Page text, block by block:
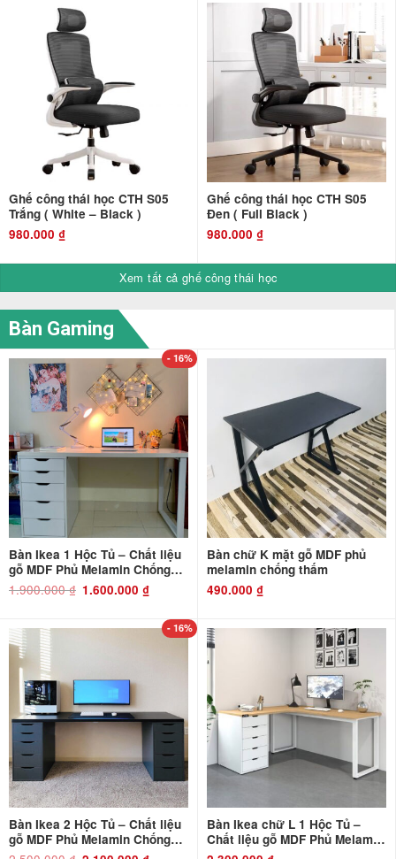
Ghế công thái học CTH S05
Trắng ( White – Black )
980.000 ₫
Ghế công thái học CTH S05
Đen ( Full Black )
980.000 ₫
Xem tất cả ghế công thái học
Bàn Gaming
- 16%
Bàn Ikea 1 Hộc Tủ – Chất liệu
gỗ MDF Phủ Melamin Chống
Thấm và Chống Xước
1.900.000₫ Giá
gốc
1.600.000₫Giá
hiện
1.600.000 ₫.
Bàn chữ K mặt gỗ MDF phủ
melamin chống thấm
490.000 ₫
- 16%
Bàn Ikea 2 Hộc Tủ – Chất liệu
gỗ MDF Phủ Melamin Chống
Thấm và Chống Xước
Bàn Ikea chữ L 1 Hộc Tủ –
Chất liệu gỗ MDF Phủ Melamin
Chống Thấm và Chống Xước